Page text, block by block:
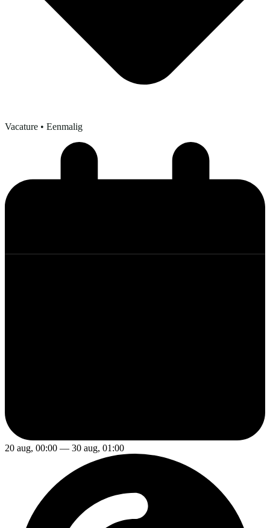
Vacature • Eenmalig
20 aug, 00:00 — 30 aug, 01:00